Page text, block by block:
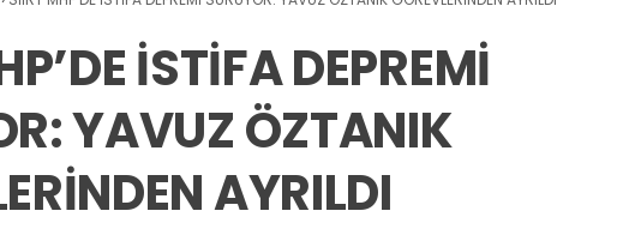
İSTİFA DEPREMİ
YAVUZ ÖZTANIK
AYRILDI